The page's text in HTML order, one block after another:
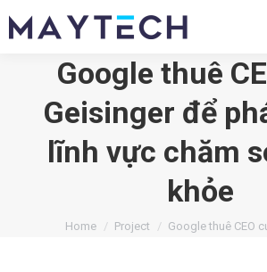
Google thuê
Geisinger để
lĩnh vực chăm
khỏe
You are here:
Home Project Google thuê CEO